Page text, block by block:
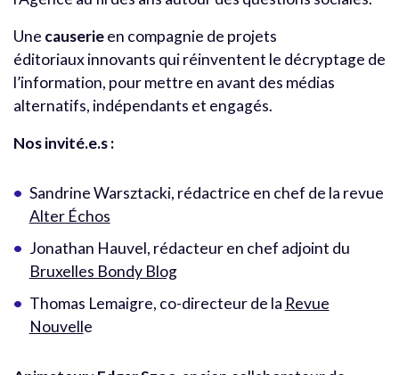
Une causerieen compagnie de projets
éditoriaux innovants qui réinventent le décryptage de
l’information, pour mettre en avant des médias
alternatifs, indépendants et engagés.
Nos invité.e.s :
Sandrine Warsztacki, rédactrice en chef de la revue
Alter Échos
Jonathan Hauvel, rédacteur en chef adjoint du
Bruxelles Bondy Blog
Thomas Lemaigre, co-directeur de la Revue
Nouvelle